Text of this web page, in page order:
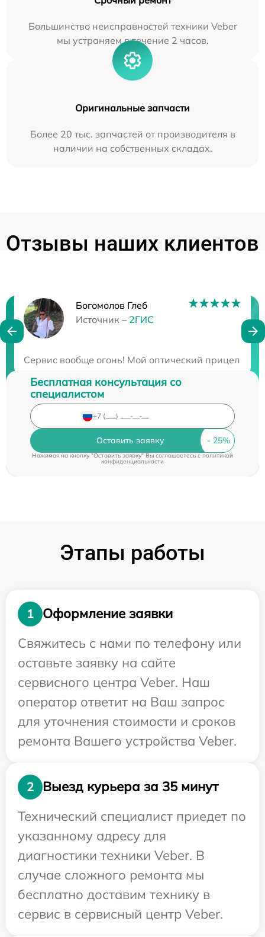
Большинство неисправностей техники Veber
мы устраняем в течение 2 часов.
Оригинальные запчасти
Более 20 тыс. запчастей от производителя в
наличии на собственных складах.
Отзывы наших клиентов
Богомолов Глеб
Источник – 2ГИС
Сервис вообще огонь! Мой оптический прицел
Нужна консультация?
Бесплатная консультация со
специалистом
Оставить заявку
Нажимая на кнопку "Оставить заявку" Вы соглашаетесь cполитикой
конфиденциальности
Этапы работы
1
Оформление заявки
Свяжитесь с нами по телефону или
оставьте заявку на сайте
сервисного центра Veber. Наш
оператор ответит на Ваш запрос
для уточнения стоимости и сроков
ремонта Вашего устройства Veber.
2
Выезд курьера за 35 минут
Технический специалист приедет по
указанному адресу для
диагностики техники Veber. В
случае сложного ремонта мы
бесплатно доставим технику в
сервис в сервисный центр Veber.